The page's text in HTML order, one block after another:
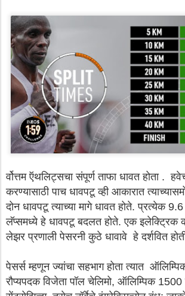
र्वोत्तम ऍथलिट्सचा संपूर्ण ताफा धावत होता .
करण्यासाठी पाच धावपटू व्ही आकारात
दोन धावपटू त्याच्या मागे धावत होते. प्रत्येक
लॅप्समध्ये हे धावपटू बदलत होते. एक इलेक्ट्रिक
लेझर प्रणाली पेसरनी कुठे धावावे हे दर्शवित
पेसर्स म्हणून ज्यांचा सहभाग होता त्यात
रौप्यपदक विजेता पॉल चेलिमो, ऑलिम्पिक 1500